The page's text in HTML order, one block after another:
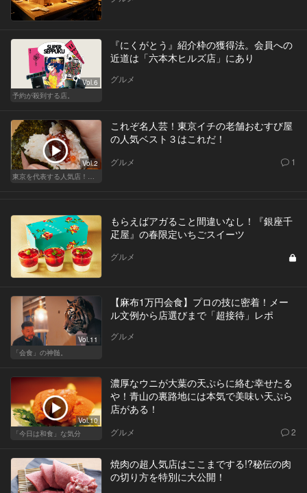
Vol.6
予約が殺到する店。
『にくがとう』紹介枠の獲得法。会員への
近道は「六本木ヒルズ店」にあり
グルメ
Vol.2
東京を代表する人気店！ほかほか絶品おにぎり
これぞ名人芸！東京イチの老舗おむすび屋
の人気ベスト３はこれだ！
グルメ 1
もらえばアガること間違いなし！『銀座千
疋屋』の春限定いちごスイーツ
グルメ
Vol.11
「会食」の神髄。
【麻布1万円会食】プロの技に密着！メー
ル文例から店選びまで「超接待」レポ
グルメ
Vol.10
「今日は和食」な気分
濃厚なウニが大葉の天ぷらに絡む幸せたる
や！青山の裏路地には本気で美味い天ぷら
店がある！
グルメ 2
焼肉の超人気店はここまでする!?秘伝の肉
の切り方を特別に大公開！